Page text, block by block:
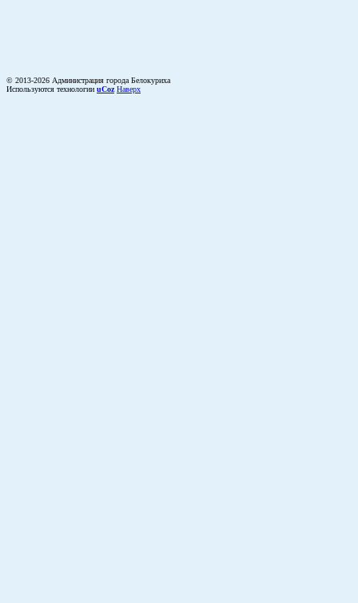
© 2013-2026 Администрация города Белокуриха
Используются технологии uCoz Наверх